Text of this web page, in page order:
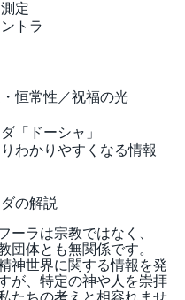
定
トラ
恒常性／祝福の光
「ドーシャ」
わかりやすくなる情報
の解説
ーラは宗教ではなく、
団体とも無関係です。
神世界に関する情報を発
が、特定の神や人を崇拝
たちの考えと相容れませ